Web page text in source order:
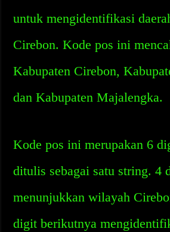
untuk mengidentifikasi
Cirebon. Kode pos ini
Kabupaten Cirebon,
dan Kabupaten Majalengka.
Kode pos ini merupakan 6
ditulis sebagai satu string. 4
menunjukkan wilayah
digit berikutnya